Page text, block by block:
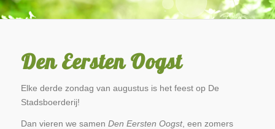
Den Eersten Oogst
Elke derde zondag van augustus is het feest op De
Stadsboerderij!
Dan vieren we samen Den Eersten Oogst, een zomers